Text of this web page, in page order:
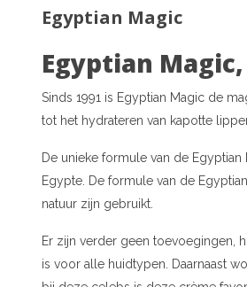
Egyptian Magic
Egyptian
Sinds 1991 is Egyptian Magic de
tot het hydrateren van kapotte
De unieke formule van de
Egypte. De formule van de
natuur zijn gebruikt.
Er zijn verder geen toevoegingen,
is voor alle huidtypen. Daarnaast